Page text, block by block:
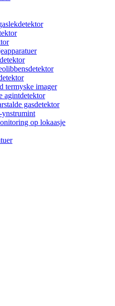
termyske imager
agintdetektor
gasdetektor
ynstrumint
op lokaasje